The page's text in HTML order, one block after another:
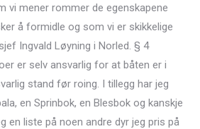
vi mener rommer de egenskapene
å formidle og som vi er skikkelige
Ingvald Løyning i Norled. § 4
er selv ansvarlig for at båten er i
stand før roing. I tillegg har jeg
en Sprinbok, en Blesbok og kanskje
en liste på noen andre dyr jeg pris på